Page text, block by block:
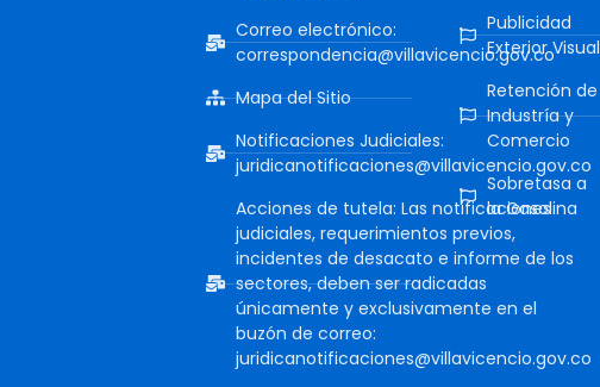
Correo electrónico:
correspondencia@villavicencio.gov.co
Mapa del Sitio
Notificaciones Judiciales:
juridicanotificaciones@villavicencio.gov.co
Acciones de tutela: Las notificaciones
judiciales, requerimientos previos,
incidentes de desacato e informe de los
sectores, deben ser radicadas
únicamente y exclusivamente en el
buzón de correo:
juridicanotificaciones@villavicencio.gov.co
Publicidad
Exterior Visual
Retención de
Industría y
Comercio
Sobretasa a
la Gasolina